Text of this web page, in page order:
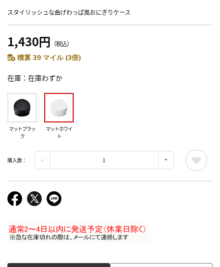
スタイリッシュな曲げわっぱ風おにぎりケース
1,430円 （税込）
積算 39 マイル (3倍)
在庫 在庫わずか
マットブラッ
ク
マットホワイ
ト
購入数：